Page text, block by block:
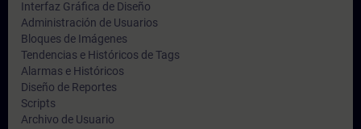
Interfaz Gráfica de Diseño
Administración de Usuarios
Bloques de Imágenes
Tendencias e Históricos de Tags
Alarmas e Históricos
Diseño de Reportes
Scripts
Archivo de Usuario